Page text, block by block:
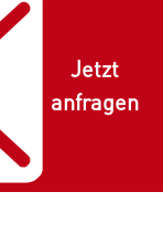
der
in dieser
nicht nur alle
Jetzt
anfragen